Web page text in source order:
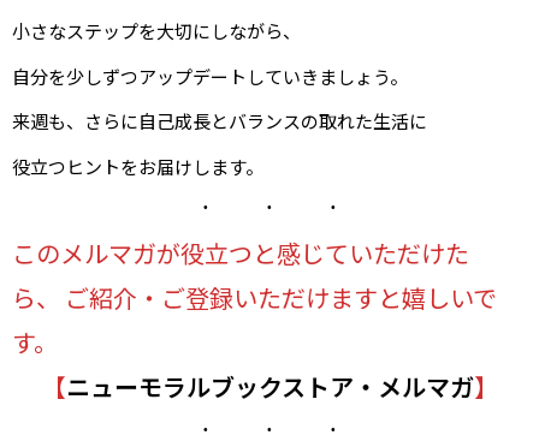
小さなステップを大切にしながら、
自分を少しずつアップデートしていきましょう。
来週も、さらに自己成長とバランスの取れた生活に
役立つヒントをお届けします。
このメルマガが役立つと感じていただけた
ら、 ご紹介・ご登録いただけますと嬉しいで
す。
【ニューモラルブックストア・メルマガ】